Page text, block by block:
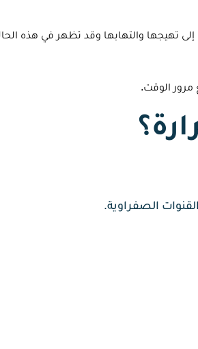
تهيجها والتهابها وقد تظهر في هذه
مرور الوقت.
الصفراوية.